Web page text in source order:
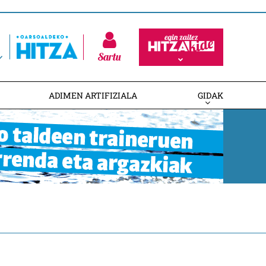
Sartu
ADIMEN ARTIFIZIALA GIDAK